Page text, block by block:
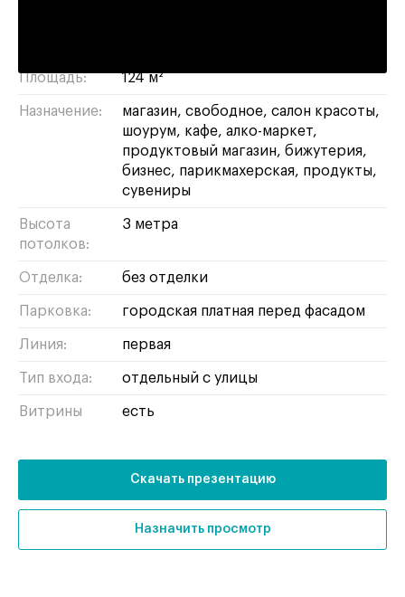
Площадь: 124 м²
Назначение: магазин свободное салон красоты
шоурум
кафе алко-маркет
продуктовый магазин бижутерия
бизнес
парикмахерская
продукты
сувениры
Высота
потолков:
3 метра
Отделка: без отделки
Парковка: городская платная перед фасадом
Линия: первая
Тип входа: отдельный с улицы
Витрины есть
Скачать презентацию
Назначить просмотр